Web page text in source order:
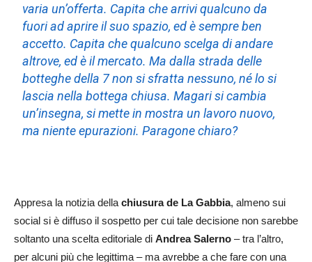
varia un’offerta. Capita che arrivi qualcuno da
fuori ad aprire il suo spazio, ed è sempre ben
accetto. Capita che qualcuno scelga di andare
altrove, ed è il mercato. Ma dalla strada delle
botteghe della 7 non si sfratta nessuno, né lo si
lascia nella bottega chiusa. Magari si cambia
un’insegna, si mette in mostra un lavoro nuovo,
ma niente epurazioni. Paragone chiaro?
Appresa la notizia della chiusura de La Gabbia, almeno sui
social si è diffuso il sospetto per cui tale decisione non sarebbe
soltanto una scelta editoriale di Andrea Salerno – tra l’altro,
per alcuni più che legittima – ma avrebbe a che fare con una